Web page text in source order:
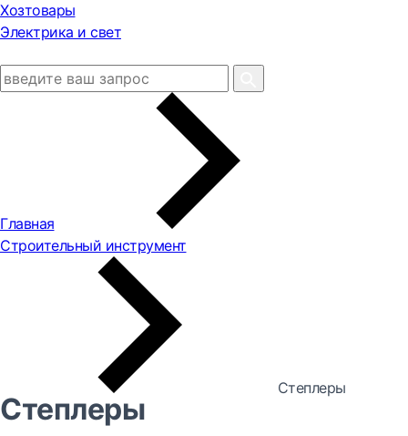
Хозтовары
Электрика и свет
Главная
Строительный инструмент
Степлеры
Степлеры